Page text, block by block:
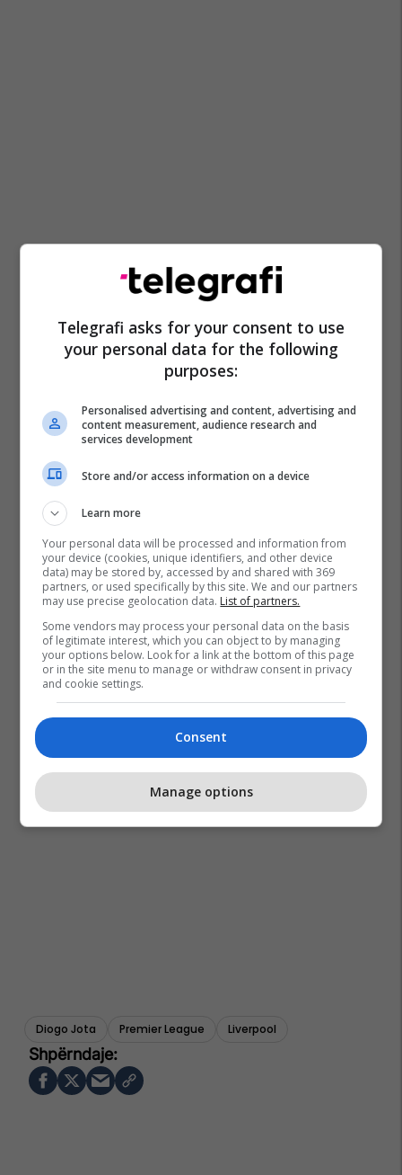
Diogo Jota Premier League Liverpool
Telegrafi asks for your consent to use
your personal data for the following
purposes:
Personalised advertising and content, advertising and
content measurement, audience research and
services development
Store and/or access information on a device
Learn more
Your personal data will be processed and information from
your device (cookies, unique identifiers, and other device
data) may be stored by, accessed by and shared with 369
partners, or used specifically by this site. We and our partners
may use precise geolocation data. List of partners.
Some vendors may process your personal data on the basis
of legitimate interest, which you can object to by managing
your options below. Look for a link at the bottom of this page
or in the site menu to manage or withdraw consent in privacy
and cookie settings.
Consent
Manage options